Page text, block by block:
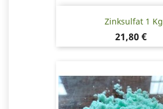
Zinksulfat 1 Kg
Pris
21,80 €